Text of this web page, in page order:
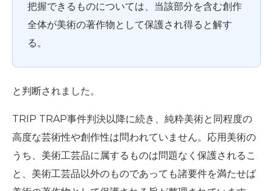
把握できるものについては、当該部分を含む創作
全体が美術の著作物として保護され得ると解す
る。
と判断されました。
TRIP TRAP事件判決以降に続き、純粋美術と同程度の
高度な芸術性や創作性は問われていません。応用美術の
うち、美術工芸品に属するものは問題なく保護されるこ
と、美術工芸品以外のものであっても諸要件を満たせば